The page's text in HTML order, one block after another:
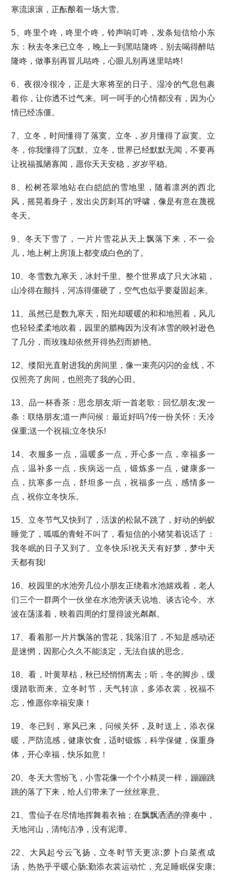
寒流滚滚，正酝酿着一场大雪。
5、咚里个咚，咚里个咚，铃声响叮咚，发条短信给小东
东：秋去冬来已立冬，晚上一到黑咕隆咚，别去喝得醉咕
隆咚，做事别再冒儿咕咚，心眼儿别再迷里咕咚!
6、夜很冷很冷，正是大寒将至的日子。湿冷的气息包裹
着你，让你透不过气来。呵一呵手的心情都没有，因为心
情已经冻僵。
7、立冬，时间懂得了落寞。立冬，岁月懂得了寂寞。立
冬，你我懂得了沉默。立冬，世界已经默默无闻，不要再
让祝福孤陋寡闻，愿你天天安稳，岁岁平稳。
8、松树苍翠地站在白皑皑的雪地里，随着凛冽的西北
风，摇晃着身子，发出尖厉刺耳的'呼啸，像是有意在蔑视
冬天。
9、冬天下雪了，一片片雪花从天上飘落下来，不一会
儿，地上树上房顶上都变成白色的了。
10、冬雪数九寒天，冰封千里。整个世界成了只大冰箱，
山冷得在颤抖，河冻得僵硬了，空气也似乎要凝固起来。
11、虽然已是数九寒天，阳光却暖暖的和和地照着，风儿
也轻轻柔柔地吹着，园里的腊梅因为没有冰雪的映衬逊色
了几分，而玫瑰却依然开得热烈而娇艳。
12、缕阳光直射进我的房间里，像一束亮闪闪的金线，不
仅照亮了房间，也照亮了我的心田。
13、品一杯香茶：思念朋友;听一首老歌：回忆朋友;发一
条：联络朋友;道一声问候：最近好吗?传一份关怀：天冷
保重;送一个祝福;立冬快乐!
14、衣服多一点，温暖多一点，开心多一点，幸福多一
点，温补多一点，疾病远一点，锻炼多一点，健康多一
点，抗寒多一点，舒坦多一点，祝福多一点，感情多一
点，祝你立冬快乐。
15、立冬节气又快到了，活泼的松鼠不跳了，好动的蚂蚁
睡觉了，呱呱的青蛙不叫了，看短信的小猪笑着说话了：
我冬眠的日子又到了。立冬快乐!祝天天有好梦，梦中天
天都有我!
16、校园里的水池旁几位小朋友正绕着水池嬉戏着，老人
们三个一群两个一伙坐在水池旁谈天说地、谈古论今。水
波在荡漾着，映着四周的灯显得波光粼粼。
17、看着那一片片飘落的雪花，我落泪了，不知是感动还
是迷惘，因那心久久不能淡定，无法自拔的思念。
18、看，叶黄草枯，秋已经悄悄离去；听，冬的脚步，缓
缓踏歌而来。立冬时节，天气转凉，多添衣裳，祝福不
忘，惟愿你幸福安康！
19、冬已到，寒风已来，问候关怀，及时送上，添衣保
暖，严防流感，健康饮食，适时锻炼，科学保健，保重身
体，开心幸福，快乐如意！
20、冬天大雪纷飞，小雪花像一个个小精灵一样，蹦蹦跳
跳的落了下来，给人们带来了一丝丝寒意。
21、雪仙子在尽情地挥舞着衣袖；在飘飘洒洒的弹奏中，
天地河山，清纯洁净，没有泥潭。
22、大风起兮云飞扬，立冬时节天更凉;萝卜白菜煮成
汤，热热乎乎暖心肠;勤添衣裳运动忙，充足睡眠保安康;